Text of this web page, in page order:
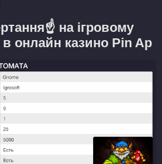
на ігровому
в онлайн казино Pin Ap